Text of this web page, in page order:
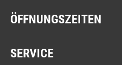
ÖFFNUNGSZEITEN
SERVICE